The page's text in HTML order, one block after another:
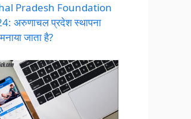
Pradesh Foundation
अरुणाचल प्रदेश स्थापना
जाता है?